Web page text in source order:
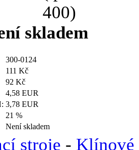
skladem
300-0124
111 Kč
92 Kč
4,58 EUR
3,78 EUR
21 %
Není skladem
stroje - Klínové